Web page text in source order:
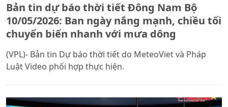
Bản tin dự báo thời tiết Đông Nam Bộ
10/05/2026: Ban ngày nắng mạnh, chiều tối
chuyển biến nhanh với mưa dông
(VPL)- Bản tin Dự báo thời tiết do MeteoViet và Pháp
Luật Video phối hợp thực hiện.